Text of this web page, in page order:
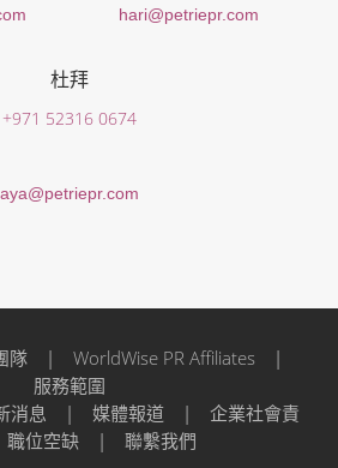
hari@petriepr.com
杜拜
+971 52316 0674
aya@petriepr.com
隊 | WorldWise PR Affiliates |
服務範圍
消息 | 媒體報道 | 企業社會責
職位空缺| 聯繫我們